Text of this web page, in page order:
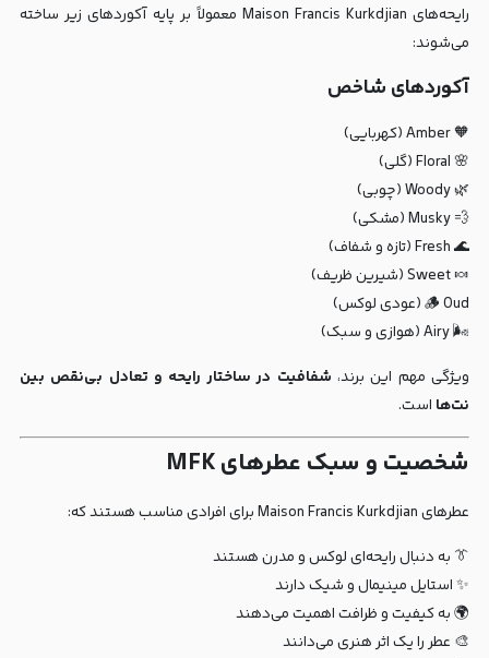
رایحه‌های Maison Francis Kurkdjian معمولاً بر پایه آکوردهای زیر ساخته
می‌شوند:
آکوردهای شاخص
🧡 Amber (کهربایی)
🌸 Floral (گلی)
🌿 Woody (چوبی)
💨 Musky (مشکی)
🌊 Fresh (تازه و شفاف)
🍬 Sweet (شیرین ظریف)
🪵 Oud (عودی لوکس)
🌬️ Airy (هوازی و سبک)
ویژگی مهم این برند، شفافیت در ساختار رایحه و تعادل بی‌نقص بین
نت‌ها است.
شخصیت و سبک عطرهای MFK
عطرهای Maison Francis Kurkdjian برای افرادی مناسب هستند که:
👔 به دنبال رایحه‌ای لوکس و مدرن هستند
✨ استایل مینیمال و شیک دارند
🌍 به کیفیت و ظرافت اهمیت می‌دهند
🎨 عطر را یک اثر هنری می‌دانند